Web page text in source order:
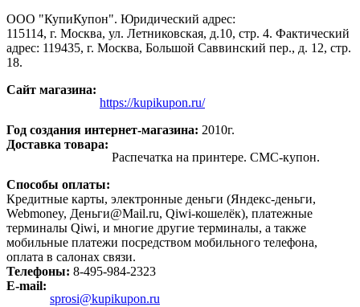
OOO "КупиКупон". Юридический адрес:
115114, г. Москва, ул. Летниковская, д.10, стр. 4. Фактический
адрес: 119435, г. Москва, Большой Саввинский пер., д. 12, стр.
18.
Сайт магазина:
https://kupikupon.ru/
Год создания интернет-магазина: 2010г.
Доставка товара:
Распечатка на принтере. СМС-купон.
Способы оплаты:
Кредитные карты, электронные деньги (Яндекс-деньги,
Webmoney, Деньги@Mail.ru, Qiwi-кошелёк), платежные
терминалы Qiwi, и многие другие терминалы, а также
мобильные платежи посредством мобильного телефона,
оплата в салонах связи.
Телефоны: 8-495-984-2323
E-mail:
sprosi@kupikupon.ru